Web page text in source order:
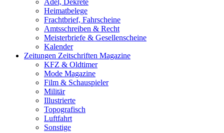
Adel, Dekrete
Heimatbelege
Frachtbrief, Fahrscheine
Amtsschreiben & Recht
Meisterbriefe & Gesellenscheine
Kalender
Zeitungen Zeitschriften Magazine
KFZ & Oldtimer
Mode Magazine
Film & Schauspieler
Militär
Illustrierte
Topografisch
Luftfahrt
Sonstige